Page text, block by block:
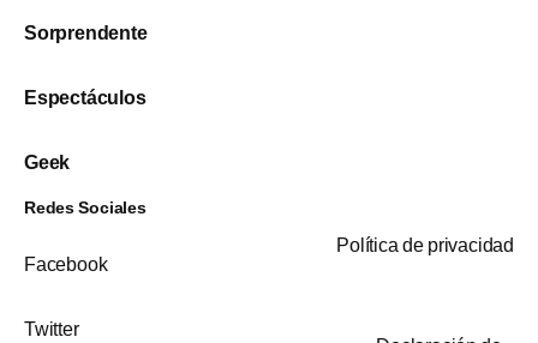
Sorprendente
Espectáculos
Geek
Redes Sociales
Facebook
Twitter
Política de privacidad